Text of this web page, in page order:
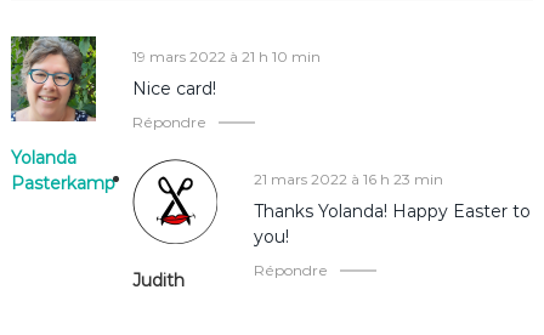
e
l
’
Yolanda
Pasterkamp
19 mars 2022 à 21 h 10 min
Nice card!
Répondre
Judith
21 mars 2022 à 16 h 23 min
Thanks Yolanda! Happy Easter to
you!
Répondre